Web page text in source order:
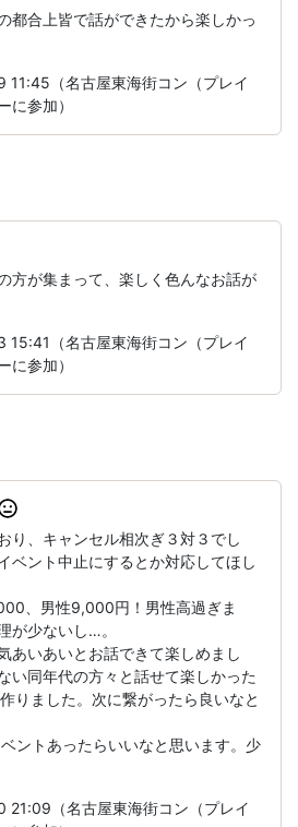
都合上皆で話ができたから楽しかっ
（名古屋東海街コン（プレイ
に参加）
方が集まって、楽しく色んなお話が
（名古屋東海街コン（プレイ
に参加）
り、キャンセル相次ぎ３対３でし
ベント中止にするとか対応してほし
、男性9,000円！男性高過ぎま
が少ないし…。
あいあいとお話できて楽しめまし
い同年代の方々と話せて楽しかった
りました。次に繋がったら良いなと
ントあったらいいなと思います。少
（名古屋東海街コン（プレイ